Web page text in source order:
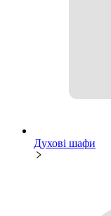
Духові шафи